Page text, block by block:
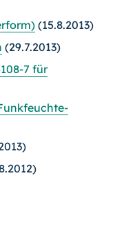
(15.8.2013)
(29.7.2013)
7 für